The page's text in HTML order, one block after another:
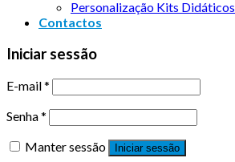
Personalização Kits Didáticos
Contactos
Iniciar sessão
E-mail*
Senha*
Manter sessão
Iniciar sessão